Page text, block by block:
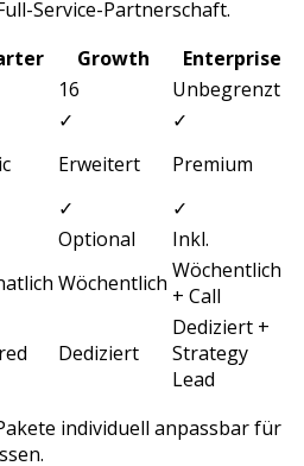
Service-Partnerschaft.
Growth
Enterprise
16
Unbegrenzt
✓
✓
Erweitert
Premium
✓
✓
Optional
Inkl.
Wöchentlich Wöchentlich
+ Call
Dediziert
Dediziert +
Strategy
Lead
individuell anpassbar für
.